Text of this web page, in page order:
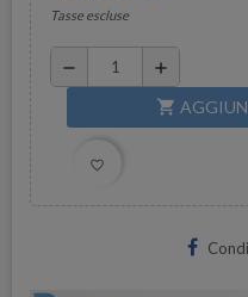
Tasse escluse
remove add
shopping_cart
favorite_border